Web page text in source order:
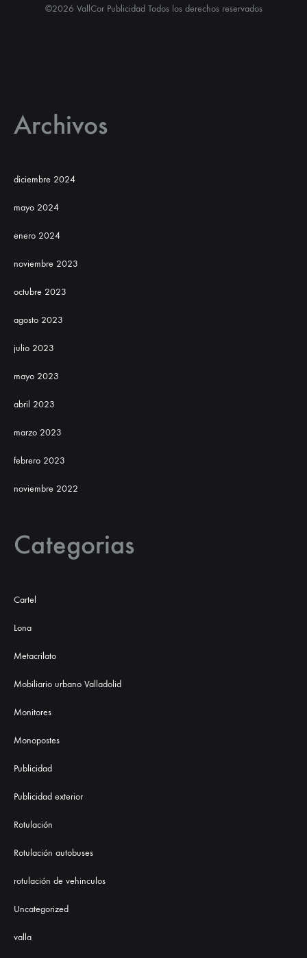
©2026 VallCor Publicidad Todos los derechos reservados
Archivos
diciembre 2024
mayo 2024
enero 2024
noviembre 2023
octubre 2023
agosto 2023
julio 2023
mayo 2023
abril 2023
marzo 2023
febrero 2023
noviembre 2022
Categorias
Cartel
Lona
Metacrilato
Mobiliario urbano Valladolid
Monitores
Monopostes
Publicidad
Publicidad exterior
Rotulación
Rotulación autobuses
rotulación de vehinculos
Uncategorized
valla